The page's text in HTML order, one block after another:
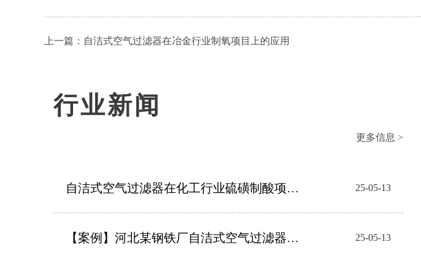
上一篇： 自洁式空气过滤器在冶金行业制氧项目上的应用
行业新闻
更多信息 >
自洁式空气过滤器在化工行业硫磺制酸项目 25-05-13
【案例】河北某钢铁厂自洁式空气过滤器顺 25-05-13